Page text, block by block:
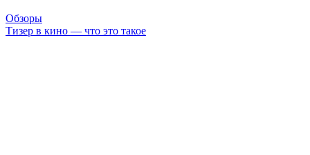
Обзоры
Тизер в кино — что это такое